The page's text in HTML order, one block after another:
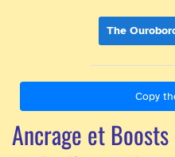
The
Copy
Ancrage et Boosts